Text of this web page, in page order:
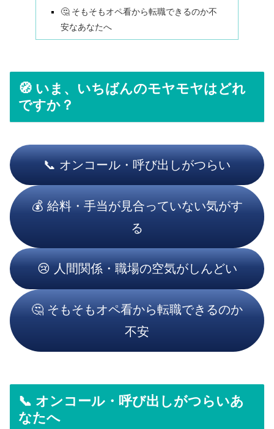
🤔 そもそもオペ看から転職できるのか不
安なあなたへ
🧭 いま、いちばんのモヤモヤはどれ
ですか？
📞 オンコール・呼び出しがつらい
💰 給料・手当が見合っていない気がす
る
😢 人間関係・職場の空気がしんどい
🤔 そもそもオペ看から転職できるのか
不安
📞 オンコール・呼び出しがつらいあ
なたへ